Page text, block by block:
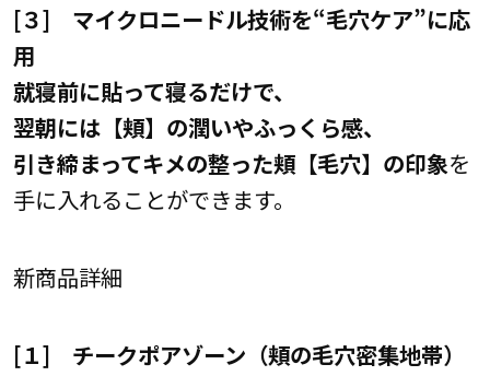
[３] マイクロニードル技術を“毛穴ケア”に応
用
就寝前に貼って寝るだけで、
翌朝には【頬】の潤いやふっくら感、
引き締まってキメの整った頬【毛穴】の印象を
手に入れることができます。
新商品詳細
[１] チークポアゾーン（頬の毛穴密集地帯）